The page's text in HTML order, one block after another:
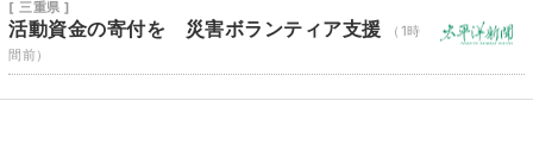
[ 三重県 ]
活動資金の寄付を 災害ボランティア支援
（1時
間前）